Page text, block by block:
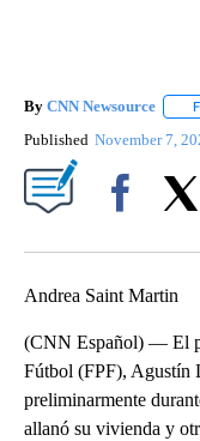
By CNN Newsource
Published November 7,
Andrea Saint Martin
(CNN Español) — El
Fútbol (FPF), Agustín
preliminarmente
allanó su vivienda y